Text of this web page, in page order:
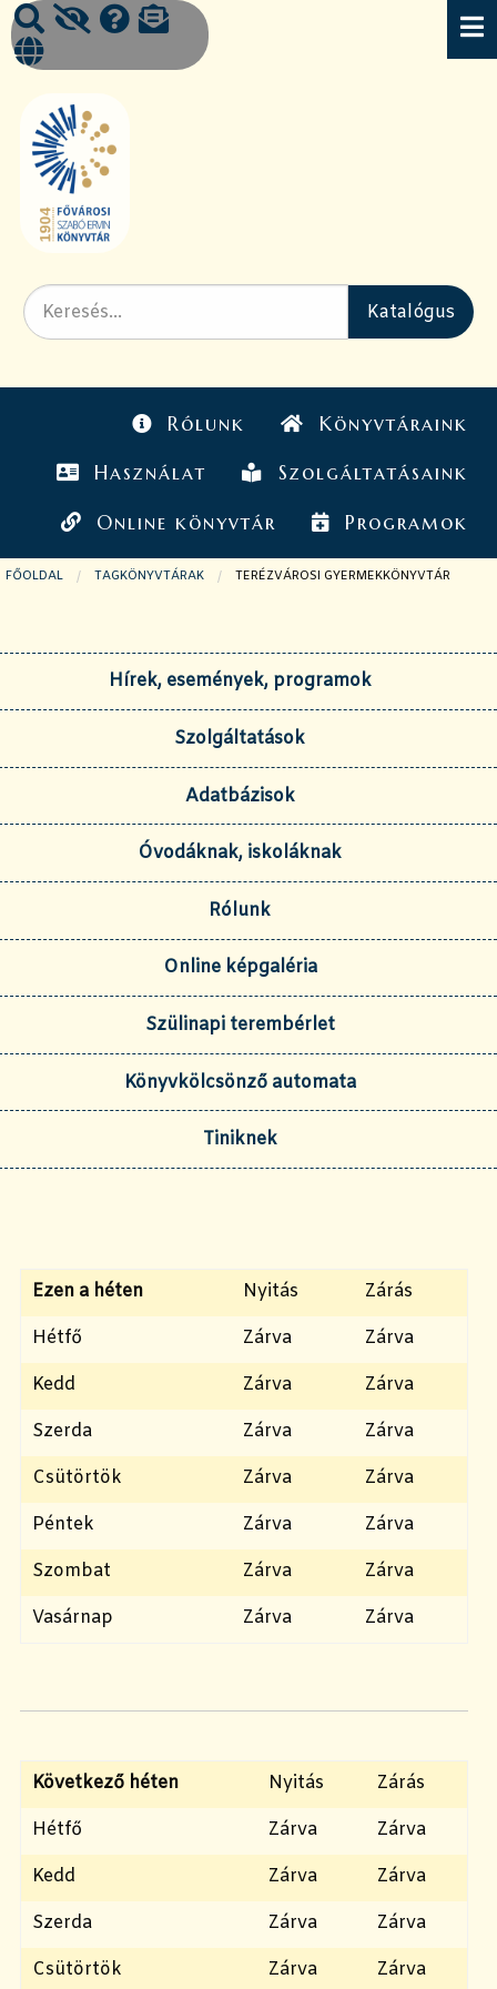
Rólunk Könyvtáraink
Használat Szolgáltatásaink
Online könyvtár Programok
FŐOLDAL TAGKÖNYVTÁRAK JELENLEGI OLDAL:
TERÉZVÁROSI GYERMEKKÖNYVTÁR
Hírek, események, programok
Szolgáltatások
Adatbázisok
Óvodáknak, iskoláknak
Rólunk
Online képgaléria
Szülinapi terembérlet
Könyvkölcsönző automata
Tiniknek
Ezen a héten Nyitás
Zárás
Hétfő
Zárva
Zárva
Kedd
Zárva
Zárva
Szerda
Zárva
Zárva
Csütörtök
Zárva
Zárva
Péntek
Zárva
Zárva
Szombat
Zárva
Zárva
Vasárnap
Zárva Zárva
Következő héten Nyitás
Zárás
Hétfő
Zárva
Zárva
Kedd
Zárva
Zárva
Szerda
Zárva
Zárva
Csütörtök
Zárva Zárva